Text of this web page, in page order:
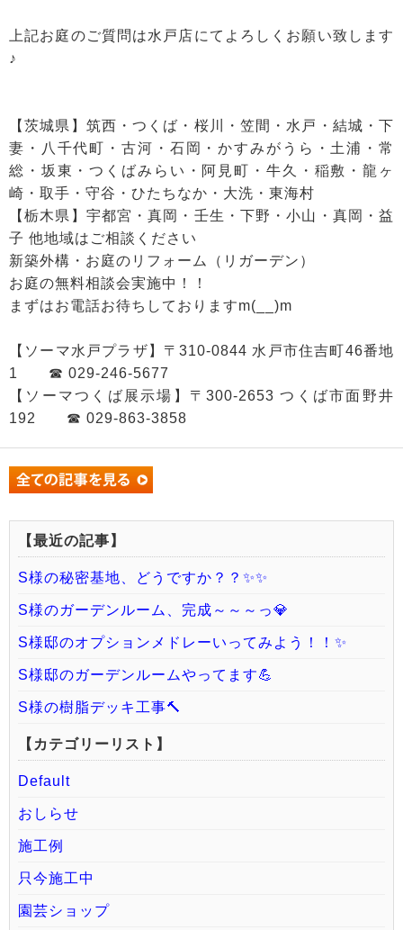
上記お庭のご質問は水戸店にてよろしくお願い致します
♪
【茨城県】筑西・つくば・桜川・笠間・水戸・結城・下
妻・八千代町・古河・石岡・かすみがうら・土浦・常
総・坂東・つくばみらい・阿見町・牛久・稲敷・龍ヶ
崎・取手・守谷・ひたちなか・大洗・東海村
【栃木県】宇都宮・真岡・壬生・下野・小山・真岡・益
子 他地域はご相談ください
新築外構・お庭のリフォーム（リガーデン）
お庭の無料相談会実施中！！
まずはお電話お待ちしておりますm(__)m
【ソーマ水戸プラザ】〒310-0844 水戸市住吉町46番地
1 ☎ 029-246-5677
【ソーマつくば展示場】〒300-2653 つくば市面野井
192 ☎ 029-863-3858
【最近の記事】
S様の秘密基地、どうですか？？✨✨
S様のガーデンルーム、完成～～～っ💎
S様邸のオプションメドレーいってみよう！！✨
S様邸のガーデンルームやってます💪
S様の樹脂デッキ工事🔨
【カテゴリーリスト】
Default
おしらせ
施工例
只今施工中
園芸ショップ